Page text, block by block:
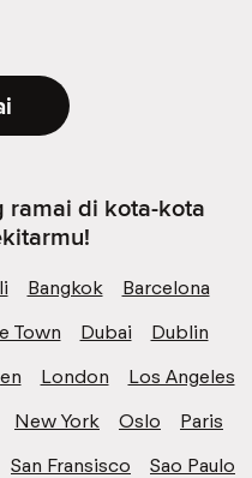
ramai di kota-kota
Bangkok
Barcelona
Town Dubai
Dublin
London
Los Angeles
New York Oslo
Paris
San Fransisco
Sao Paulo